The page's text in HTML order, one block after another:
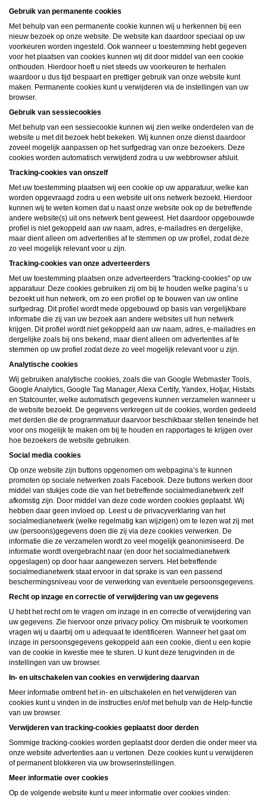
Installeer programma’s voor ouderlijk toezicht op jouw apparaat
Norton . Deze programma’s werken zodanig dat toegang tot specifieke websites en
online inhoud worden geblokkeerd. Vaak blokkeren deze programma’s standaard al
een groot aantal websites waarvan algemeen verondersteld wordt dat deze
ongeschikt zijn voor minderjarigen. Door middel van updates kunnen daar steeds
nieuwe websites aan worden toegevoegd.
Neem contact op met jouw internetprovider. Er zijn internetproviders die het mogelijk
maken dat bepaalde informatie van internet wordt gefilterd. Je kunt jouw
internetprovider raadplegen om na te vragen of deze service ook voor jou mogelijk
is.
zodat je kunt zien welke websites door jouw minderjarige kinderen zijn bezocht.
aan te spreken, kun je jouw kinderen leren dat de websites niet voor hun geschikt
zijn. Bovendien kun je naar aanleiding daarvan beoordelen in hoeverre jouw kind
geïnteresseerd is in bepaalde websites, zodat je bovenstaande tips kunt hanteren.
Praat met jouw kinderen
. Leer jouw minderjarige kinderen dat ze nooit
persoonsgegevens of persoonlijke informatie via internet moeten verstrekken aan
vreemden, bijvoorbeeld via een chatwebsite. Leer ze ook dat niet iedereen op
internet hoeft te zijn wie ze zeggen te zijn en dat men wel eens verkeerde
bedoelingen kan hebben als iemand via het internet contact opneemt met jouw
kind. Vertel jouw kinderen bovendien dat ze niet met vreemde andere minderjarigen
die zij online hebben ontmoet, moeten afspreken zonder daarover eerst met jou te
overleggen. Ook is het raadzaam jouw kind te vertellen dat hij jou meteen moet
laten weten wanneer iemand op internet contact met hem opneemt of wanneer
jouw kind seksueel getinte content of andere content waarvan hij schrikt, op
internet tegenkomt.
Via deze website verleent
chatdiensten voor entertainmentdoeleinden. Om van deze diensten gebruik te kunnen
maken, heb je credits nodig. Je ontvangt er bij jouw aanmelding een paar gratis, maar
bestelling van credits en op de paginaKosten.
behoudt zich het recht voor om zelf profielen op deze website aan te
maken en namens deze profielen berichten aan jou als gebruiker te verzenden. Door
gebruik van deze website begrijp en accepteer je dat de profielen op deze website
gefingeerd zijn. Deze gefingeerde profielen zijn alleen aangemaakt om berichten en
flirts mee uit te wisselen; fysieke afspraken met de persoon achter een gefingeerd
profiel zijn dan ook niet mogelijk.
Deze site wordt beschermd door reCAPTCHA, hetPrivacybeleiden deAlgemene
van Google zijn van toepassing.
hanteert een beschermplan met als doel het herkennen en in
bescherming nemen van consumenten die de aard van de diensten op deze website
derden een toegangsverbod voor jou kunnen aanvragen. Meer informatie hierover tref
je aan op de paginaToegangsverbod.
Op het gebruik van deze website zijn de
algemene voorwaarden
cookieverklaring
enprivacybeleidvan van toepassing. Door op"Akkoord en
doorgaan"te klikken ga je met decookieverklaringen privacybeleidakkoord.
Indien je je op de website registreert, ga je tevens akkoord met dealgemene
voorwaarden.
Gebruik van permanente cookies
Met behulp van een permanente cookie kunnen wij u herkennen bij een
nieuw bezoek op onze website. De website kan daardoor speciaal op uw
voorkeuren worden ingesteld. Ook wanneer u toestemming hebt gegeven
voor het plaatsen van cookies kunnen wij dit door middel van een cookie
onthouden. Hierdoor hoeft u niet steeds uw voorkeuren te herhalen
waardoor u dus tijd bespaart en prettiger gebruik van onze website kunt
maken. Permanente cookies kunt u verwijderen via de instellingen van uw
browser.
Gebruik van sessiecookies
Met behulp van een sessiecookie kunnen wij zien welke onderdelen van de
website u met dit bezoek hebt bekeken. Wij kunnen onze dienst daardoor
zoveel mogelijk aanpassen op het surfgedrag van onze bezoekers. Deze
cookies worden automatisch verwijderd zodra u uw webbrowser afsluit.
Tracking-cookies van onszelf
Met uw toestemming plaatsen wij een cookie op uw apparatuur, welke kan
worden opgevraagd zodra u een website uit ons netwerk bezoekt. Hierdoor
kunnen wij te weten komen dat u naast onze website ook op de betreffende
andere website(s) uit ons netwerk bent geweest. Het daardoor opgebouwde
profiel is niet gekoppeld aan uw naam, adres, e-mailadres en dergelijke,
maar dient alleen om advertenties af te stemmen op uw profiel, zodat deze
zo veel mogelijk relevant voor u zijn.
Tracking-cookies van onze adverteerders
Met uw toestemming plaatsen onze adverteerders "tracking-cookies" op uw
apparatuur. Deze cookies gebruiken zij om bij te houden welke pagina’s u
bezoekt uit hun netwerk, om zo een profiel op te bouwen van uw online
surfgedrag. Dit profiel wordt mede opgebouwd op basis van vergelijkbare
informatie die zij van uw bezoek aan andere websites uit hun netwerk
krijgen. Dit profiel wordt niet gekoppeld aan uw naam, adres, e-mailadres en
dergelijke zoals bij ons bekend, maar dient alleen om advertenties af te
stemmen op uw profiel zodat deze zo veel mogelijk relevant voor u zijn.
Analytische cookies
Wij gebruiken analytische cookies, zoals die van Google Webmaster Tools,
Google Analytics, Google Tag Manager, Alexa Certify, Yandex, Hotjar, Histats
en Statcounter, welke automatisch gegevens kunnen verzamelen wanneer u
de website bezoekt. De gegevens verkregen uit de cookies, worden gedeeld
met derden die de programmatuur daarvoor beschikbaar stellen teneinde het
voor ons mogelijk te maken om bij te houden en rapportages te krijgen over
hoe bezoekers de website gebruiken.
Social media cookies
Op onze website zijn buttons opgenomen om webpagina’s te kunnen
promoten op sociale netwerken zoals Facebook. Deze buttons werken door
middel van stukjes code die van het betreffende socialmedianetwerk zelf
afkomstig zijn. Door middel van deze code worden cookies geplaatst. Wij
hebben daar geen invloed op. Leest u de privacyverklaring van het
socialmedianetwerk (welke regelmatig kan wijzigen) om te lezen wat zij met
uw (persoons)gegevens doen die zij via deze cookies verwerken. De
informatie die ze verzamelen wordt zo veel mogelijk geanonimiseerd. De
informatie wordt overgebracht naar (en door het socialmedianetwerk
opgeslagen) op door haar aangewezen servers. Het betreffende
socialmedianetwerk staat ervoor in dat sprake is van een passend
beschermingsniveau voor de verwerking van eventuele persoonsgegevens.
Recht op inzage en correctie of verwijdering van uw gegevens
U hebt het recht om te vragen om inzage in en correctie of verwijdering van
uw gegevens. Zie hiervoor onze privacy policy. Om misbruik te voorkomen
vragen wij u daarbij om u adequaat te identificeren. Wanneer het gaat om
inzage in persoonsgegevens gekoppeld aan een cookie, dient u een kopie
van de cookie in kwestie mee te sturen. U kunt deze terugvinden in de
instellingen van uw browser.
In- en uitschakelen van cookies en verwijdering daarvan
Meer informatie omtrent het in- en uitschakelen en het verwijderen van
cookies kunt u vinden in de instructies en/of met behulp van de Help-functie
van uw browser.
Verwijderen van tracking-cookies geplaatst door derden
Sommige tracking-cookies worden geplaatst door derden die onder meer via
onze website advertenties aan u vertonen. Deze cookies kunt u verwijderen
of permanent blokkeren via uw browserinstellingen.
Meer informatie over cookies
Op de volgende website kunt u meer informatie over cookies vinden: